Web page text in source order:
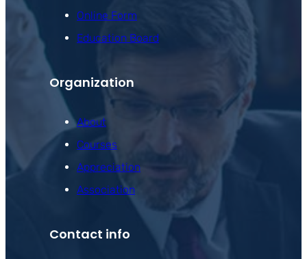
Online Form
Education Board
Organization
About
Courses
Appreciation
Association
Contact info